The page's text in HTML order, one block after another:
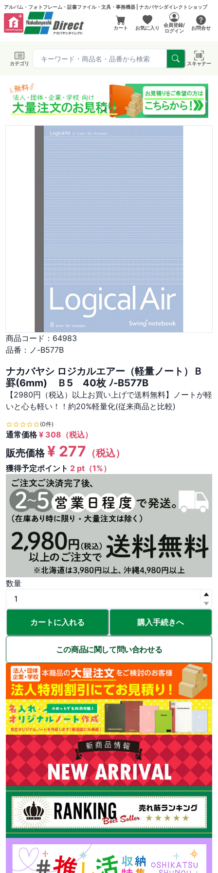
アルバム・フォトフレーム・証書ファイル・文具・事務機器 | ナカバヤシダイレクトショップ
カート お気に入り
会員登録/
ログイン
お問合せ
カテゴリ スキャナー
商品コード： 64983
品番： ノ-B577B
ナカバヤシ ロジカルエアー（軽量ノート）Ｂ
罫(6mm) Ｂ5 40枚 ﾉ-B577B
【2980円（税込）以上お買い上げで送料無料】ノートが軽
いと心も軽い！！約20%軽量化(従来商品と比較)
(0件)
通常価格¥ 308 （税込）
販売価格¥ 277 （税込）
獲得予定ポイント 2 pt（1%）
数量
カートに入れる 購入手続きへ
この商品に関して問い合わせる